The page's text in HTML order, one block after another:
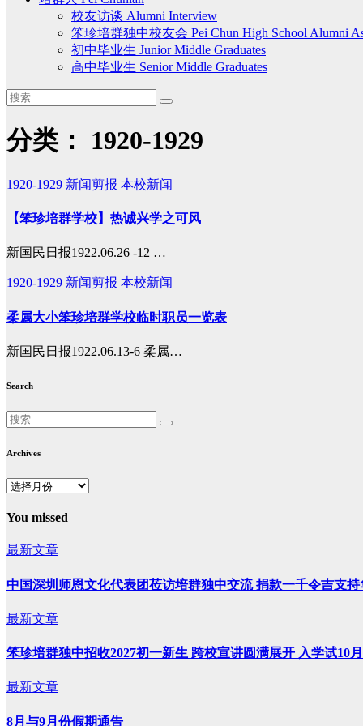
校友访谈 Alumni Interview
笨珍培群独中校友会 Pei Chun High School Alumni
初中毕业生 Junior Middle Graduates
高中毕业生 Senior Middle Graduates
分类： 1920-1929
1920-1929 新闻剪报 本校新闻
【笨珍培群学校】热诚兴学之可风
新国民日报1922.06.26 -12 …
1920-1929 新闻剪报 本校新闻
柔属大小笨珍培群学校临时职员一览表
新国民日报1922.06.13-6 柔属…
Search
Archives
Archives
You missed
最新文章
中国深圳师恩文化代表团莅访培群独中交流 捐款一千令吉支
最新文章
笨珍培群独中招收2027初一新生 跨校宣讲圆满展开 入学试10
最新文章
8月与9月份假期通告